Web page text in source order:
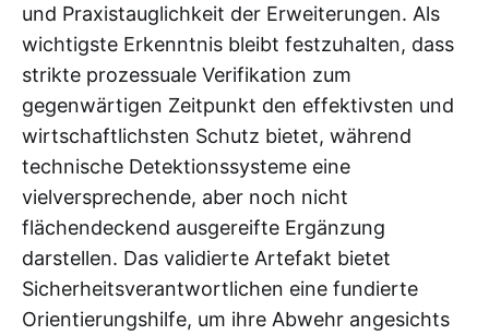
und Praxistauglichkeit der Erweiterungen. Als
wichtigste Erkenntnis bleibt festzuhalten, dass
strikte prozessuale Verifikation zum
gegenwärtigen Zeitpunkt den effektivsten und
wirtschaftlichsten Schutz bietet, während
technische Detektionssysteme eine
vielversprechende, aber noch nicht
flächendeckend ausgereifte Ergänzung
darstellen. Das validierte Artefakt bietet
Sicherheitsverantwortlichen eine fundierte
Orientierungshilfe, um ihre Abwehr angesichts